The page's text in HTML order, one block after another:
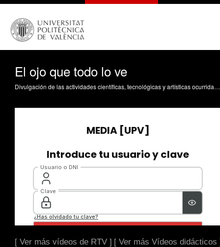
El ojo que todo lo ve
Divulgación de las actividades científicas, tecnológicas y artísticas ocurridas en los tres campus de la UPV
[ Ver más vídeos de RTV ] [ Ver más Vídeos didácticos